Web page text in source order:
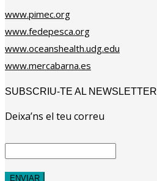
www.pimec.org
www.fedepesca.org
www.oceanshealth.udg.edu
www.mercabarna.es
SUBSCRIU-TE AL NEWSLETTER
Deixa’ns el teu correu